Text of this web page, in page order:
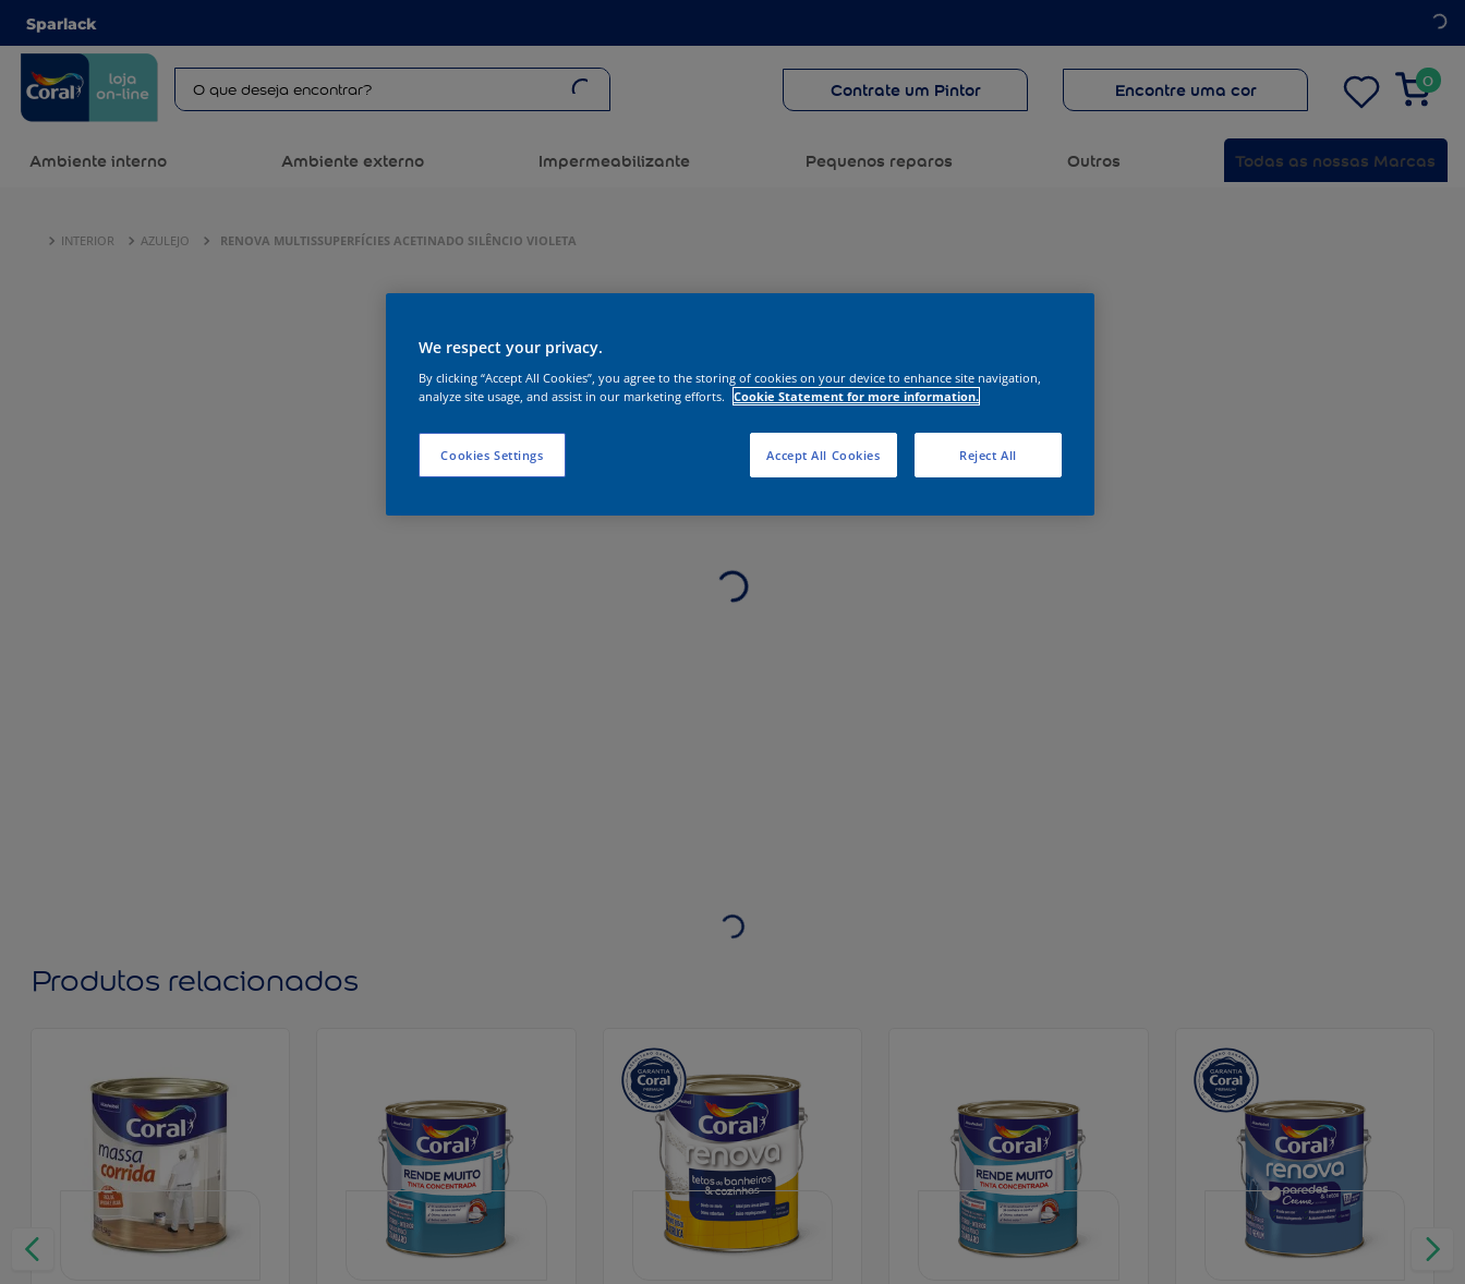
Sparlack
Contrate um Pintor Encontre uma cor 0
Ambiente interno Ambiente externo Impermeabilizante Pequenos reparos Outros Todas as nossas Marcas
INTERIOR AZULEJO RENOVA MULTISSUPERFÍCIES ACETINADO SILÊNCIO VIOLETA
Produtos relacionados
We respect your privacy.
By clicking “Accept All Cookies”, you agree to the storing of cookies on your device to enhance site navigation,
analyze site usage, and assist in our marketing efforts. Cookie Statement for more information.
Cookies Settings Reject All
Accept All Cookies